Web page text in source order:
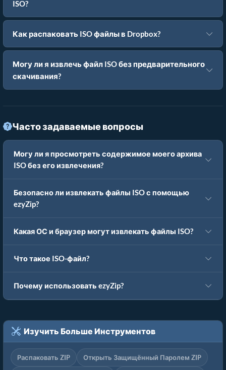
ISO?
Как распаковать ISO файлы в Dropbox?
Могу ли я извлечь файл ISO без предварительного
скачивания?
Часто задаваемые вопросы
Могу ли я просмотреть содержимое моего архива
ISO без его извлечения?
Безопасно ли извлекать файлы ISO с помощью
ezyZip?
Какая ОС и браузер могут извлекать файлы ISO?
Что такое ISO-файл?
Почему использовать ezyZip?
Изучить Больше Инструментов
Распаковать ZIP Открыть Защищённый Паролем ZIP